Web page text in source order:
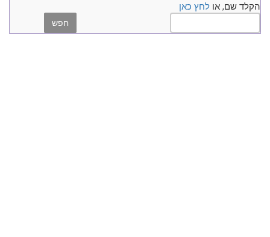
הקלד שם, או לחץ כאן